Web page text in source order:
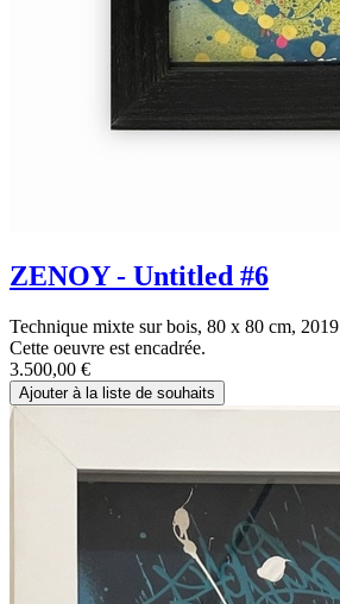
ZENOY - Untitled #6
Technique mixte sur bois, 80 x 80 cm, 2019
Cette oeuvre est encadrée.
3.500,00 €
Ajouter à la liste de souhaits